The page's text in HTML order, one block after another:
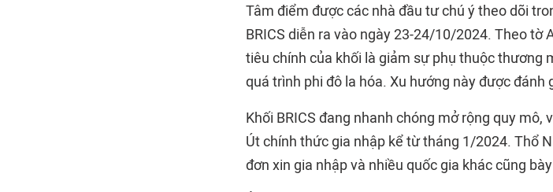
Tâm điểm được các nhà đầu tư chú ý theo dõi
BRICS diễn ra vào ngày 23-24/10/2024. Theo
tiêu chính của khối là giảm sự phụ thuộc thương
quá trình phi đô la hóa. Xu hướng này được
Khối BRICS đang nhanh chóng mở rộng quy mô,
Út chính thức gia nhập kể từ tháng 1/2024. Thổ
đơn xin gia nhập và nhiều quốc gia khác cũng